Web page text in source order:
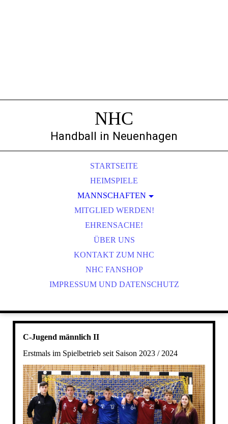
NHC
Handball in Neuenhagen
STARTSEITE
HEIMSPIELE
MANNSCHAFTEN
MÄNNER
FRAUEN I
FRAUEN II
Ü 40 MÄNNER
A JUGEND W
C JUGEND M
C JUGEND W II
D JUGEND W II
E JUGEND M
E JUGEND W
F JUGEND MIX
UNSERE "BAMBINIS"
MITGLIED WERDEN!
EHRENSACHE!
ÜBER UNS
KONTAKT ZUM NHC
NHC FANSHOP
IMPRESSUM UND DATENSCHUTZ
C-Jugend männlich II
Erstmals im Spielbetrieb seit Saison 2023 / 2024